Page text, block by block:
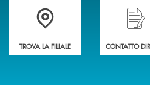
Accedi all' elenco completo delle
TROVA LA FILIALE
Hai
CONTATTO